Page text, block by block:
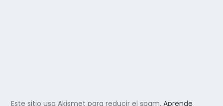
Este sitio usa Akismet para reducir el spam.Aprende